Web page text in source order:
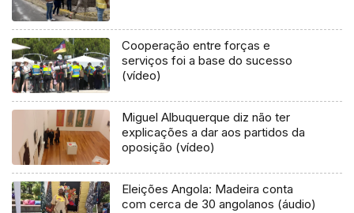
Cooperação entre forças e
serviços foi a base do sucesso
(vídeo)
Miguel Albuquerque diz não ter
explicações a dar aos partidos da
oposição (vídeo)
Eleições Angola: Madeira conta
com cerca de 30 angolanos (áudio)